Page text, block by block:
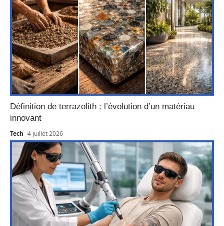
Définition de terrazolith : l’évolution d’un matériau
innovant
Tech 4 juillet 2026